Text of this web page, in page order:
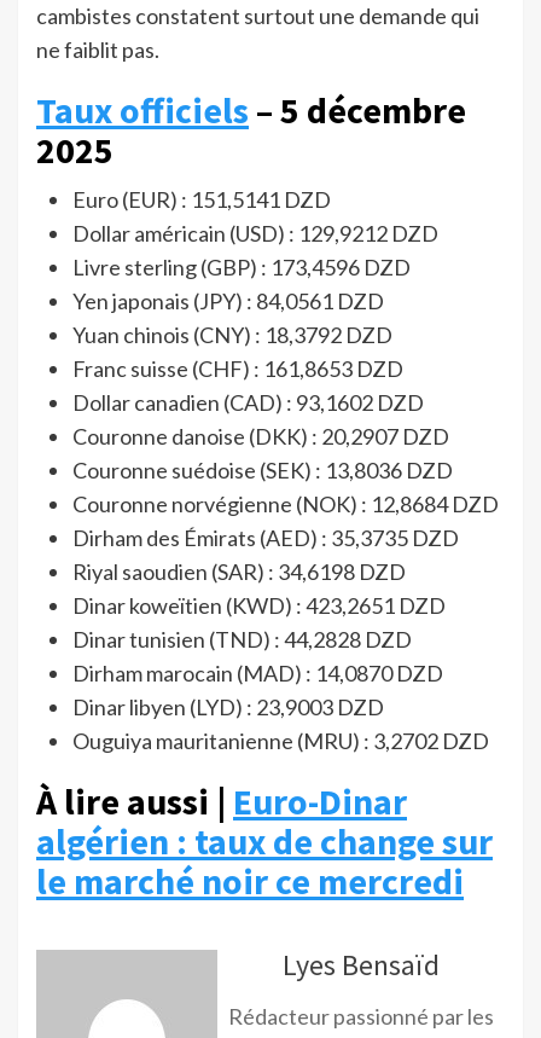
cambistes constatent surtout une demande qui
ne faiblit pas.
Taux officiels – 5 décembre
2025
Euro (EUR) : 151,5141 DZD
Dollar américain (USD) : 129,9212 DZD
Livre sterling (GBP) : 173,4596 DZD
Yen japonais (JPY) : 84,0561 DZD
Yuan chinois (CNY) : 18,3792 DZD
Franc suisse (CHF) : 161,8653 DZD
Dollar canadien (CAD) : 93,1602 DZD
Couronne danoise (DKK) : 20,2907 DZD
Couronne suédoise (SEK) : 13,8036 DZD
Couronne norvégienne (NOK) : 12,8684 DZD
Dirham des Émirats (AED) : 35,3735 DZD
Riyal saoudien (SAR) : 34,6198 DZD
Dinar koweïtien (KWD) : 423,2651 DZD
Dinar tunisien (TND) : 44,2828 DZD
Dirham marocain (MAD) : 14,0870 DZD
Dinar libyen (LYD) : 23,9003 DZD
Ouguiya mauritanienne (MRU) : 3,2702 DZD
À lire aussi | Euro-Dinar
algérien : taux de change sur
le marché noir ce mercredi
Lyes Bensaïd
Rédacteur passionné par les